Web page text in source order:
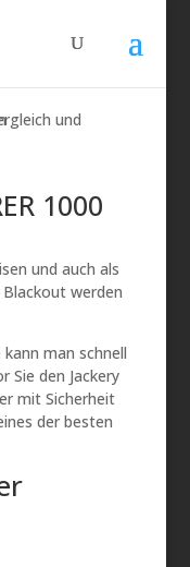
1000
und auch als
werden
man schnell
Sie den Jackery
mit Sicherheit
der besten